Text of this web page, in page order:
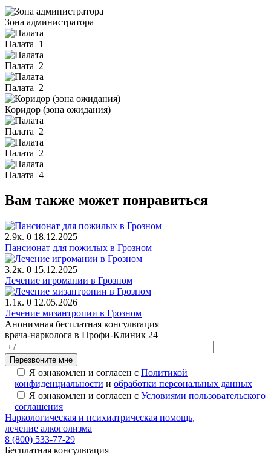
Зона администратора
Палата 1
Палата 2
Палата 2
Коридор (зона ожидания)
Палата 2
Палата 2
Палата 4
Вам также может понравиться
2.9к. 0 18.12.2025
Пансионат для пожилых в Грозном
3.2к. 0 15.12.2025
Лечение игромании в Грозном
1.1к. 0 12.05.2026
Лечение мизантропии в Грозном
Анонимная бесплатная консультация
врача-нарколога в Профи-Клиник 24
Перезвоните мне
Я ознакомлен и согласен с Политикой
конфиденциальности и обработки персональных данных
Я ознакомлен и согласен с Условиями пользовательского
соглашения
Наркологическая и психиатрическая помощь,
лечение алкоголизма
8 (800) 533-77-29
Бесплатная консультация